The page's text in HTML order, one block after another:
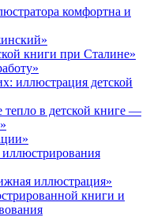
комфортна и
книги при Сталине»
иллюстрация детской
в детской книге —
иллюстрация»
книги и